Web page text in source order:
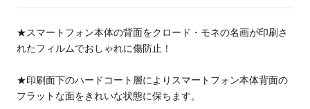
★スマートフォン本体の背面をクロード・モネの名画が印刷さ
れたフィルムでおしゃれに傷防止！
★印刷面下のハードコート層によりスマートフォン本体背面の
フラットな面をきれいな状態に保ちます。